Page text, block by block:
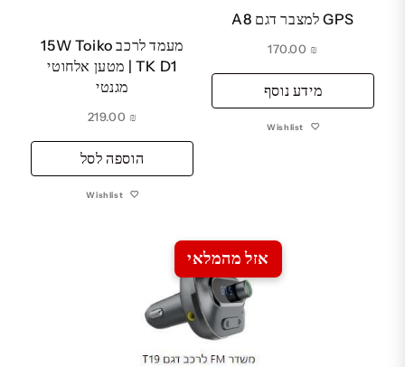
GPS למצבר דגם A8
₪
מידע נוסף
Wishlist
מעמד לרכב 15W Toiko
TK D1 | מטען אלחוטי
מגנטי
₪
הוספה לסל
Wishlist
אזל מהמלאי